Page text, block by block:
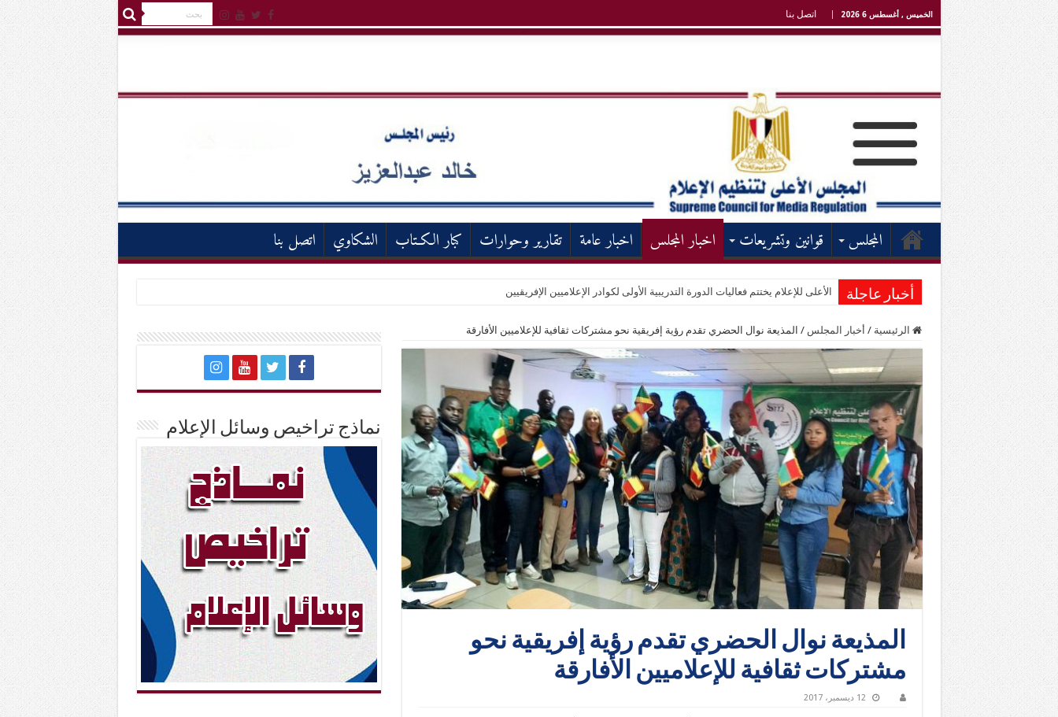
الخميس , أغسطس 6 2026 اتصل بنا
المجلس قوانين وتشريعات اخبار المجلس اخبار عامة تقارير وحوارات كبار الكـتاب الشكاوي اتصل بنا
أخبار عاجلة الأعلى للإعلام يختتم فعاليات الدورة التدريبية الأولى لكوادر الإعلاميين الإفريقيين
الرئيسية / أخبار المجلس / المذيعة نوال الحضري تقدم رؤية إفريقية نحو مشتركات ثقافية للإعلاميين الأفارقة
المذيعة نوال الحضري تقدم رؤية إفريقية نحو
مشتركات ثقافية للإعلاميين الأفارقة
12 ديسمبر، 2017
نماذج تراخيص وسائل الإعلام